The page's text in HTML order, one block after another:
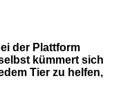
der Plattform
kümmert sich
Tier zu helfen,